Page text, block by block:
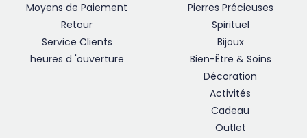
Moyens de Paiement
Retour
Service Clients
heures d 'ouverture
Pierres Précieuses
Spirituel
Bijoux
Bien-Être & Soins
Décoration
Activités
Cadeau
Outlet